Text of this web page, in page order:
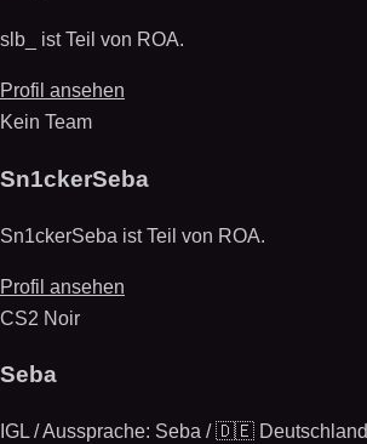
slb_ ist Teil von ROA.
Profil ansehen
Kein Team
Sn1ckerSeba
Sn1ckerSeba ist Teil von ROA.
Profil ansehen
CS2 Noir
Seba
IGL / Aussprache: Seba / 🇩🇪 Deutschland